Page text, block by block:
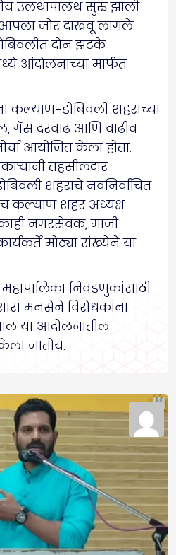
उलथापालथ सुरु झाली
जोर दाखवू लागले
दोन झटके
आंदोलनाच्या मार्फत
कल्याण-डोंबिवली शहराच्या
गॅस दरवाढ आणि वाढीव
आयोजित केला होता.
तहसीलदार
शहराचे नवनिर्वाचित
कल्याण शहर अध्यक्ष
नगरसेवक, माजी
मोठ्या संख्येने या
महापालिका निवडणुकांसाठी
मनसेने विरोधकांना
या आंदोलनातील
जातोय.